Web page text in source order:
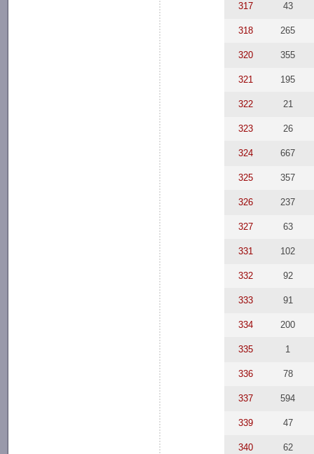
317 43
318 265
320 355
321 195
322 21
323 26
324 667
325 357
326 237
327 63
331 102
332 92
333 91
334 200
335 1
336 78
337 594
339 47
340 62